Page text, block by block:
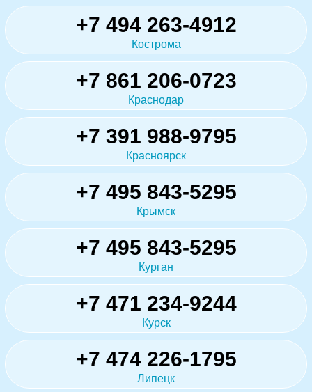
+7 494 263-4912
Кострома
+7 861 206-0723
Краснодар
+7 391 988-9795
Красноярск
+7 495 843-5295
Крымск
+7 495 843-5295
Курган
+7 471 234-9244
Курск
+7 474 226-1795
Липецк